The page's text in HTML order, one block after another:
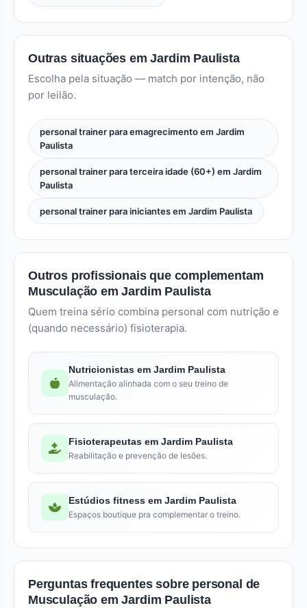
Outras situações em Jardim Paulista
Escolha pela situação — match por intenção, não
por leilão.
personal trainer para emagrecimento em Jardim
Paulista
personal trainer para terceira idade (60+) em Jardim
Paulista
personal trainer para iniciantes em Jardim Paulista
Outros profissionais que complementam
Musculação em Jardim Paulista
Quem treina sério combina personal com nutrição e
(quando necessário) fisioterapia.
Nutricionistas em Jardim Paulista
Alimentação alinhada com o seu treino de
musculação.
Fisioterapeutas em Jardim Paulista
Reabilitação e prevenção de lesões.
Estúdios fitness em Jardim Paulista
Espaços boutique pra complementar o treino.
Perguntas frequentes sobre personal de
Musculação em Jardim Paulista